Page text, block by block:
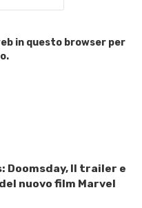
in questo browser per
Doomsday, Il trailer e
nuovo film Marvel